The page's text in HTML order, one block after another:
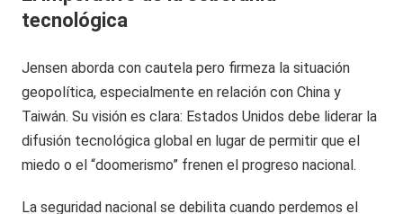
tecnológica
Jensen aborda con cautela pero firmeza la situación
geopolítica, especialmente en relación con China y
Taiwán. Su visión es clara: Estados Unidos debe liderar la
difusión tecnológica global en lugar de permitir que el
miedo o el “doomerismo” frenen el progreso nacional.
La seguridad nacional se debilita cuando perdemos el